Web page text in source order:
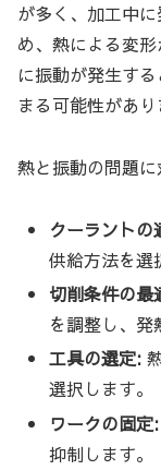
が多く、加工中
め、熱による変
に振動が発生す
まる可能性があり
熱と振動の問題に
クーラントの
供給方法を選
切削条件の最
を調整し、発
工具の選定:
選択します。
ワークの固定:
抑制します。